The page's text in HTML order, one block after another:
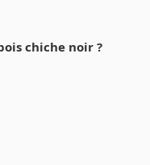
chiche noir ?